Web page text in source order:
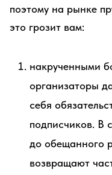
поэтому на рынке
это грозит вам:
накрученными
организаторы
себя
подписчиков. В
до обещанного
возвращают